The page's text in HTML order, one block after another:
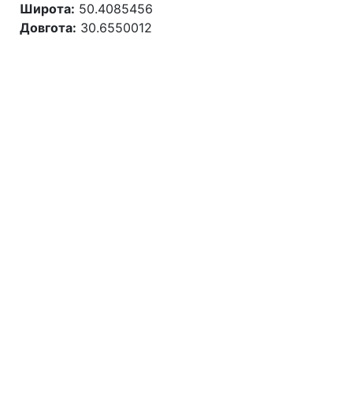
Широта: 50.4085456
Довгота: 30.6550012